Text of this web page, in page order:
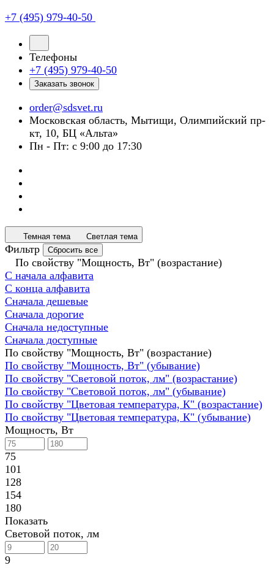
+7 (495) 979-40-50
Телефоны
+7 (495) 979-40-50
Заказать звонок
order@sdsvet.ru
Московская область, Мытищи, Олимпийский пр-
кт, 10, БЦ «Альта»
Пн - Пт: с 9:00 до 17:30
Темная тема Светлая тема
Фильтр Сбросить все
По свойству "Мощность, Вт" (возрастание)
С начала алфавита
С конца алфавита
Сначала дешевые
Сначала дорогие
Сначала недоступные
Сначала доступные
По свойству "Мощность, Вт" (возрастание)
По свойству "Мощность, Вт" (убывание)
По свойству "Световой поток, лм" (возрастание)
По свойству "Световой поток, лм" (убывание)
По свойству "Цветовая температура, К" (возрастание)
По свойству "Цветовая температура, К" (убывание)
Мощность, Вт
75
101
128
154
180
Показать
Световой поток, лм
9